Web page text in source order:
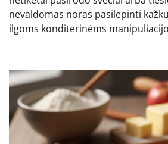
nevaldomas noras pasilepinti
ilgoms konditerinėms